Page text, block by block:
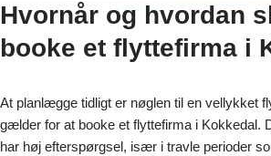
Hvornår og hvordan
booke et flyttefirma i
At planlægge tidligt er nøglen til en vellykket
gælder for at booke et flyttefirma i Kokkedal.
har høj efterspørgsel, især i travle perioder